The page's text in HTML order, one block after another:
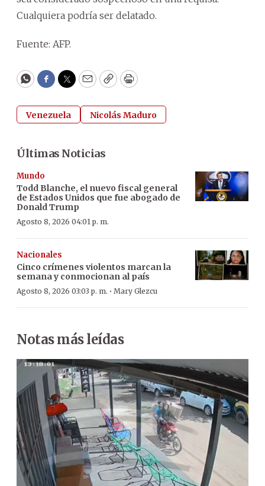
Cualquiera podría ser delatado.
Fuente: AFP.
WhatsApp
Facebook
Twitter
EmailCopyPrint
Venezuela Nicolás Maduro
Últimas Noticias
Mundo
Todd Blanche, el nuevo fiscal general
de Estados Unidos que fue abogado de
Donald Trump
Agosto 8, 2026 04:01 p. m.
Nacionales
Cinco crímenes violentos marcan la
semana y conmocionan al país
Agosto 8, 2026 03:03 p. m. · Mary Glezcu
Notas más leídas